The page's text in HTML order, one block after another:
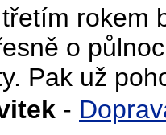
rokem
o
Pak už
-